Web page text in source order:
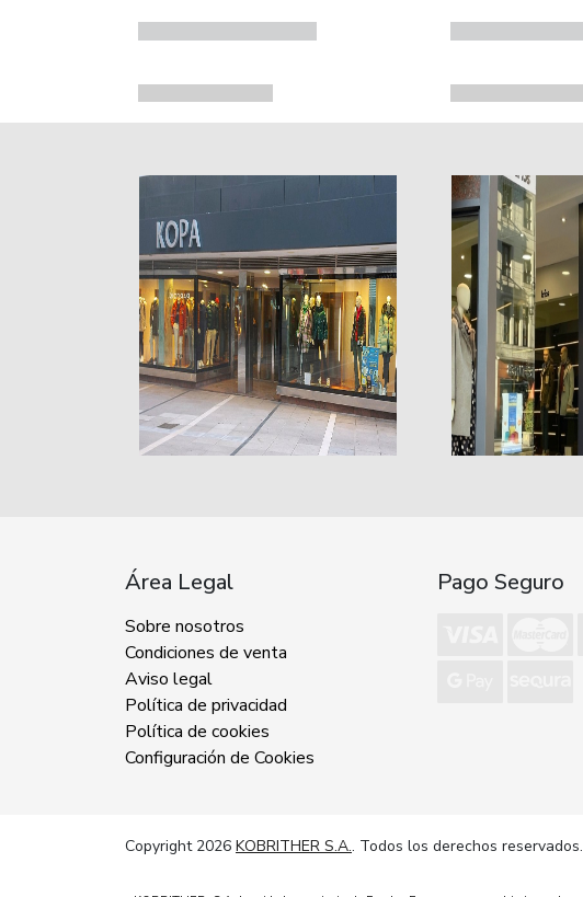
Área Legal
Sobre nosotros
Condiciones de venta
Aviso legal
Política de privacidad
Política de cookies
Configuración de Cookies
Pago Seguro
Copyright 2026 KOBRITHER S.A.. Todos los derechos reservados.